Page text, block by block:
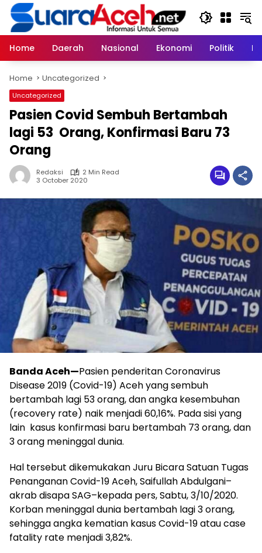
Skip
content
Home
Daerah Nasional Ekonomi Politik
Home Uncategorized
Uncategorized
Pasien Covid Sembuh Bertambah
lagi 53 Orang, Konfirmasi Baru 73
Orang
Redaksi
2 Min Read
3 October 2020
Banda Aceh—Pasien penderitan Coronavirus
Disease 2019 (Covid-19) Aceh yang sembuh
bertambah lagi 53 orang, dan angka kesembuhan
(recovery rate) naik menjadi 60,16%. Pada sisi yang
lain kasus konfirmasi baru bertambah 73 orang, dan
3 orang meninggal dunia.
Hal tersebut dikemukakan Juru Bicara Satuan Tugas
Penanganan Covid-19 Aceh, Saifullah Abdulgani–
akrab disapa SAG–kepada pers, Sabtu, 3/10/2020.
Korban meninggal dunia bertambah lagi 3 orang,
sehingga angka kematian kasus Covid-19 atau case
fatality rate menjadi 3,82%.